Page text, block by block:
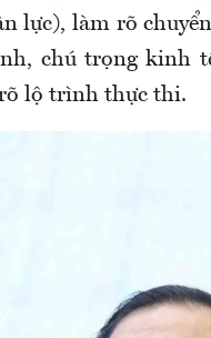
lực), làm rõ
chú trọng kinh
lộ trình thực thi.